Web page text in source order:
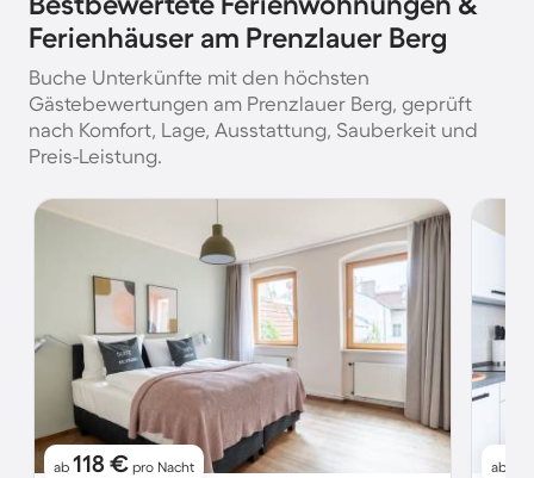
Ferienhäuser am Prenzlauer Berg
Buche Unterkünfte mit den höchsten
Gästebewertungen am Prenzlauer Berg, geprüft
nach Komfort, Lage, Ausstattung, Sauberkeit und
Preis-Leistung.
ab 118 € pro Nacht ab